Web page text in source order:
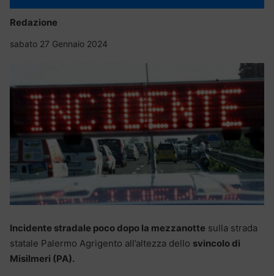
Redazione
sabato 27 Gennaio 2024
Incidente stradale poco dopo la mezzanotte sulla strada
statale Palermo Agrigento all’altezza dello svincolo di
Misilmeri (PA).